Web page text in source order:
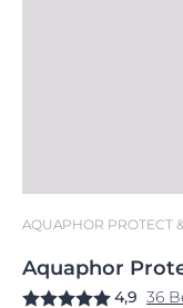
AQUAPHOR PROTECT
Aquaphor
4,9 36